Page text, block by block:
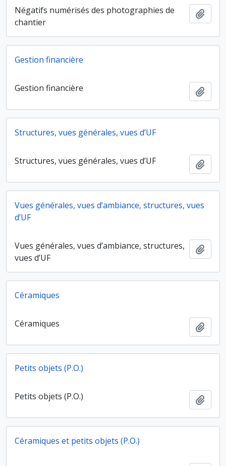
Négatifs numérisés des photographies de
chantier
Gestion financière
Gestion financière
Structures, vues générales, vues d’UF
Structures, vues générales, vues d’UF
Vues générales, vues d’ambiance, structures, vues
d’UF
Vues générales, vues d’ambiance, structures,
vues d’UF
Céramiques
Céramiques
Petits objets (P.O.)
Petits objets (P.O.)
Céramiques et petits objets (P.O.)